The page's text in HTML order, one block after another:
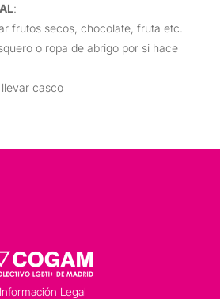
:
frutos secos, chocolate, fruta etc.
o ropa de abrigo por si hace
llevar casco
Información Legal